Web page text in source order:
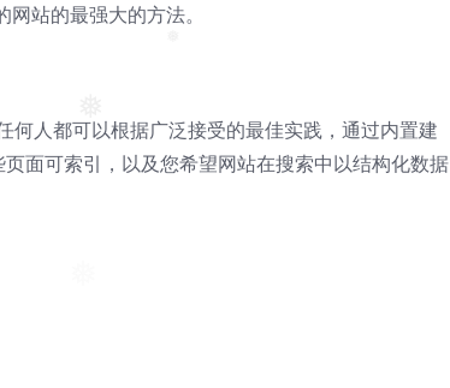
❅
❅
站的最强大的方法。
人都可以根据广泛接受的最佳实践，通过内置建
面可索引，以及您希望网站在搜索中以结构化数据